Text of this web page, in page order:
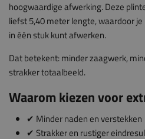
hoogwaardige afwerking. Deze
liefst 5,40 meter lengte, waardoor
in één stuk kunt afwerken.
Dat betekent: minder zaagwerk,
strakker totaalbeeld.
Waarom kiezen voor
✔ Minder naden en verstekken
✔ Strakker en rustiger